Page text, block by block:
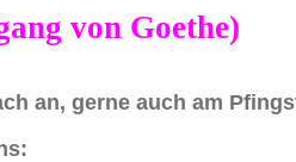
von Goethe)
an, gerne auch am